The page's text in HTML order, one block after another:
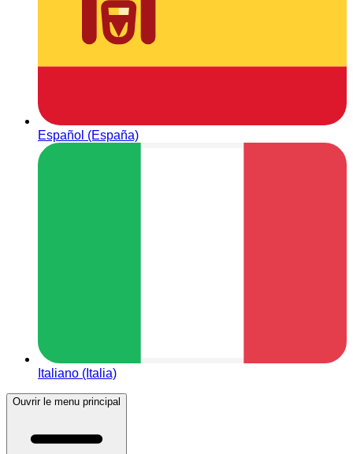
Español (España)
Italiano (Italia)
Ouvrir le menu principal